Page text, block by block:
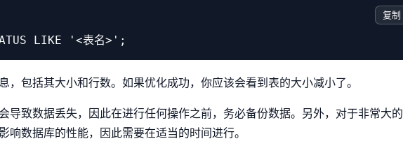
复制
，包括其大小和行数。如果优化成功，你应该会看到表的大小减小了。
导致数据丢失，因此在进行任何操作之前，务必备份数据。另外，对于非常大的
响数据库的性能，因此需要在适当的时间进行。